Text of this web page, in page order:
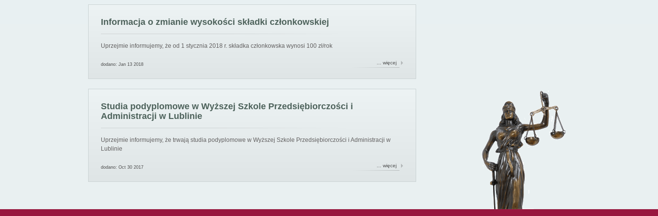
Informacja o zmianie wysokości składki członkowskiej
Uprzejmie informujemy, że od 1 stycznia 2018 r. składka członkowska wynosi 100 zł/rok
dodano: Jan 13 2018 … więcej
Studia podyplomowe w Wyższej Szkole Przedsiębiorczości i
Administracji w Lublinie
Uprzejmie informujemy, że trwają studia podyplomowe w Wyższej Szkole Przedsiębiorczości i Administracji w
Lublinie
dodano: Oct 30 2017 … więcej